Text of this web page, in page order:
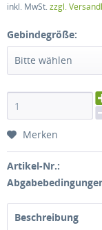
inkl. MwSt.zzgl.
Gebindegröße:
Bitte wählen
Merken
Artikel-Nr.:
Beschreibung